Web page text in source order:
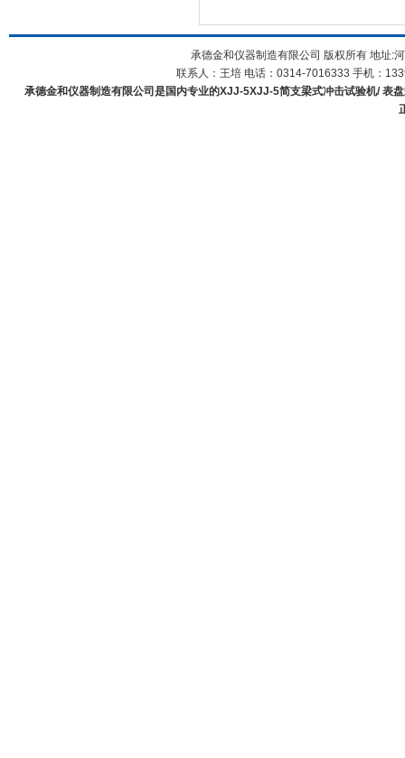
承德金和仪器制造有限公司 版权所有 地址:
联系人：王培 电话：0314-7016333 手机：
承德金和仪器制造有限公司是国内专业的XJJ-5XJJ-5简支梁式冲击试验机/ 表